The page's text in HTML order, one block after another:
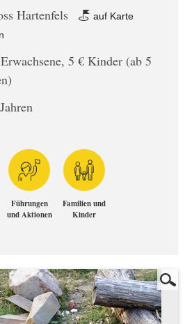
Hartenfels
auf Karte
5 € Kinder (ab 5
Führungen
und Aktionen
Familien und
Kinder